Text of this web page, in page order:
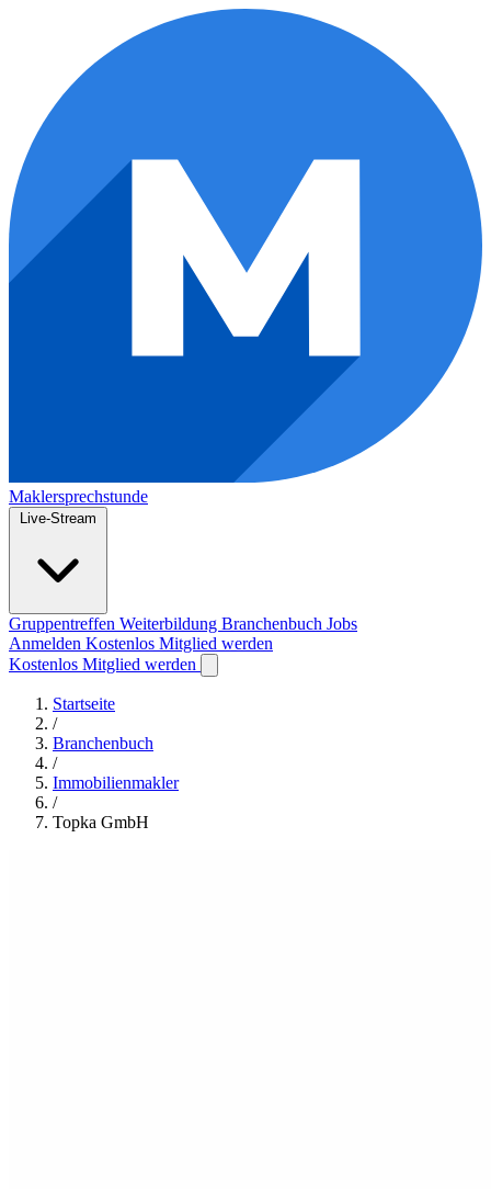
Maklersprechstunde
Live-Stream
Gruppentreffen Weiterbildung Branchenbuch Jobs
Anmelden Kostenlos Mitglied werden
Kostenlos Mitglied werden
Startseite
/
Branchenbuch
/
Immobilienmakler
/
Topka GmbH